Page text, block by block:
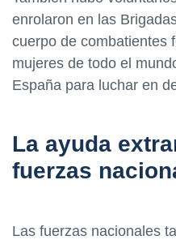
enrolaron en las
cuerpo de combatientes
mujeres de todo el
España para luchar en
La ayuda
fuerzas
Las fuerzas nacionales